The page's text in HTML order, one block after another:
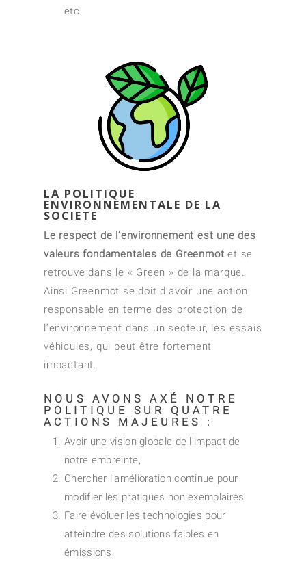
etc.
LA POLITIQUE
ENVIRONNEMENTALE DE LA
SOCIETE
Le respect de l’environnement est une des
valeurs fondamentales de Greenmot et se
retrouve dans le « Green » de la marque.
Ainsi Greenmot se doit d’avoir une action
responsable en terme des protection de
l’environnement dans un secteur, les essais
véhicules, qui peut être fortement
impactant.
NOUS AVONS AXÉ NOTRE
POLITIQUE SUR QUATRE
ACTIONS MAJEURES :
Avoir une vision globale de l’impact de
notre empreinte,
Chercher l’amélioration continue pour
modifier les pratiques non exemplaires
Faire évoluer les technologies pour
atteindre des solutions faibles en
émissions